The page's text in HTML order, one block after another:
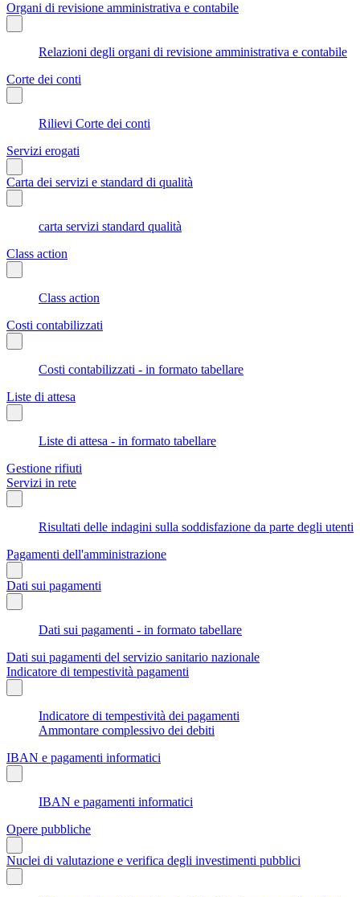
Organi di revisione amministrativa e contabile
Relazioni degli organi di revisione amministrativa e contabile
Corte dei conti
Rilievi Corte dei conti
Servizi erogati
Carta dei servizi e standard di qualità
carta servizi standard qualità
Class action
Class action
Costi contabilizzati
Costi contabilizzati - in formato tabellare
Liste di attesa
Liste di attesa - in formato tabellare
Gestione rifiuti
Servizi in rete
Risultati delle indagini sulla soddisfazione da parte degli utenti
Pagamenti dell'amministrazione
Dati sui pagamenti
Dati sui pagamenti - in formato tabellare
Dati sui pagamenti del servizio sanitario nazionale
Indicatore di tempestività pagamenti
Indicatore di tempestività dei pagamenti
Ammontare complessivo dei debiti
IBAN e pagamenti informatici
IBAN e pagamenti informatici
Opere pubbliche
Nuclei di valutazione e verifica degli investimenti pubblici